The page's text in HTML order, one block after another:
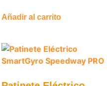
Añadir al carrito